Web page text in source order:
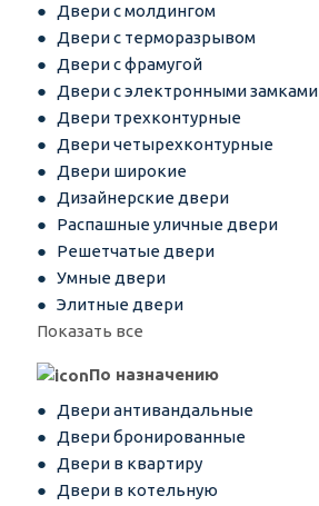
Двери с молдингом
Двери с терморазрывом
Двери с фрамугой
Двери с электронными замками
Двери трехконтурные
Двери четырехконтурные
Двери широкие
Дизайнерские двери
Распашные уличные двери
Решетчатые двери
Умные двери
Элитные двери
Показать все
По назначению
Двери антивандальные
Двери бронированные
Двери в квартиру
Двери в котельную